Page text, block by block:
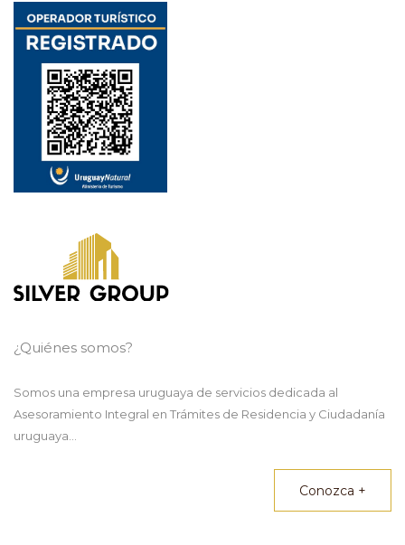
¿Quiénes somos?
Somos una empresa uruguaya de servicios dedicada al
Asesoramiento Integral en Trámites de Residencia y Ciudadanía
uruguaya...
Conozca +